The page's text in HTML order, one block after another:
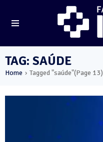
TAG: SAÚDE
Home › Tagged "saúde"(Page 13)